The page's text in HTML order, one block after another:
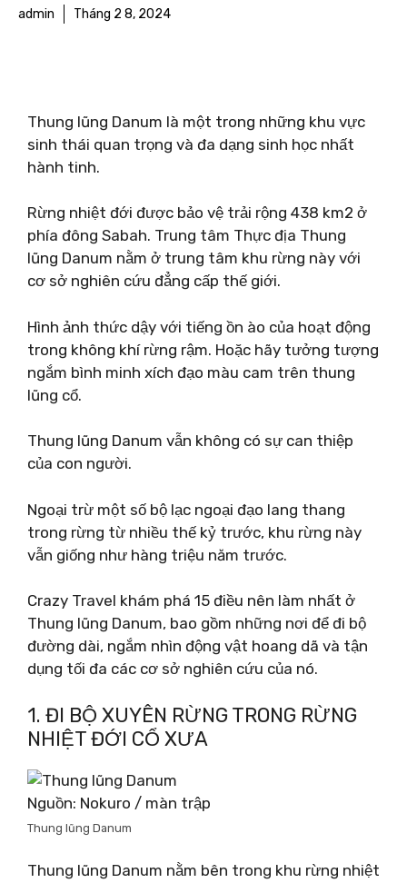
admin Tháng 2 8, 2024
Thung lũng Danum là một trong những khu vực
sinh thái quan trọng và đa dạng sinh học nhất
hành tinh.
Rừng nhiệt đới được bảo vệ trải rộng 438 km2 ở
phía đông Sabah. Trung tâm Thực địa Thung
lũng Danum nằm ở trung tâm khu rừng này với
cơ sở nghiên cứu đẳng cấp thế giới.
Hình ảnh thức dậy với tiếng ồn ào của hoạt động
trong không khí rừng rậm. Hoặc hãy tưởng tượng
ngắm bình minh xích đạo màu cam trên thung
lũng cổ.
Thung lũng Danum vẫn không có sự can thiệp
của con người.
Ngoại trừ một số bộ lạc ngoại đạo lang thang
trong rừng từ nhiều thế kỷ trước, khu rừng này
vẫn giống như hàng triệu năm trước.
Crazy Travel khám phá 15 điều nên làm nhất ở
Thung lũng Danum, bao gồm những nơi để đi bộ
đường dài, ngắm nhìn động vật hoang dã và tận
dụng tối đa các cơ sở nghiên cứu của nó.
1. ĐI BỘ XUYÊN RỪNG TRONG RỪNG
NHIỆT ĐỚI CỔ XƯA
Nguồn: Nokuro / màn trập
Thung lũng Danum
Thung lũng Danum nằm bên trong khu rừng nhiệt